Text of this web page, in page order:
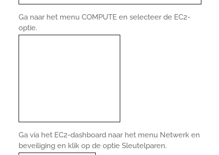
Ga naar het menu COMPUTE en selecteer de EC2-
optie.
Ga via het EC2-dashboard naar het menu Netwerk en
beveiliging en klik op de optie Sleutelparen.